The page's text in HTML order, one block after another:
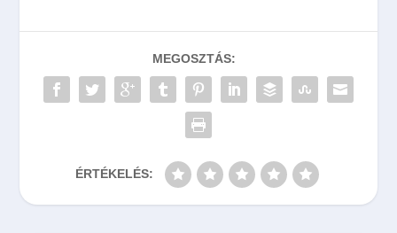
MEGOSZTÁS:
ÉRTÉKELÉS: